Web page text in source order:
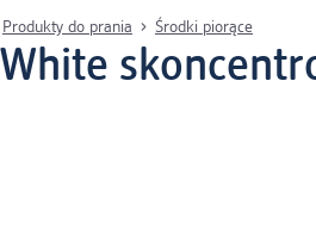
Produkty do prania Środki piorące